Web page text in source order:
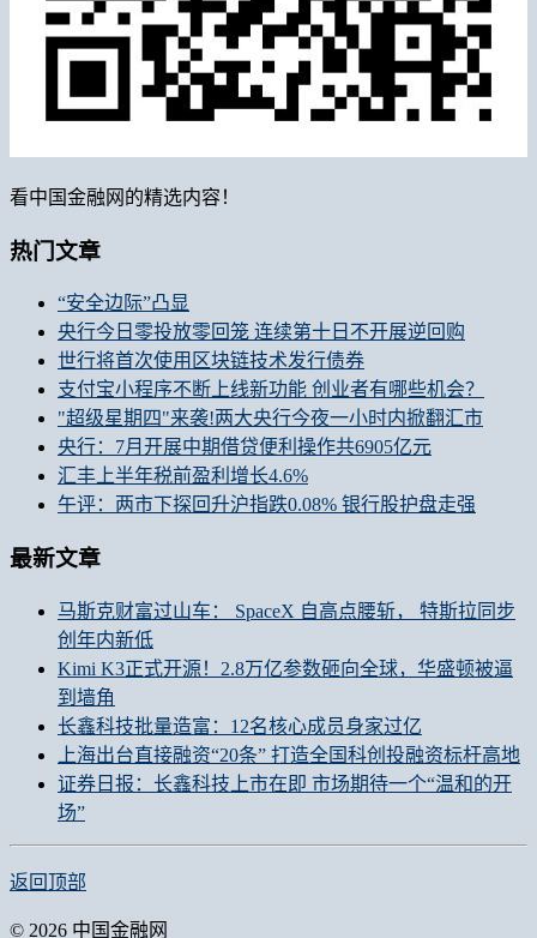
看中国金融网的精选内容！
热门文章
“安全边际”凸显
央行今日零投放零回笼 连续第十日不开展逆回购
世行将首次使用区块链技术发行债券
支付宝小程序不断上线新功能 创业者有哪些机会？
"超级星期四"来袭!两大央行今夜一小时内掀翻汇市
央行：7月开展中期借贷便利操作共6905亿元
汇丰上半年税前盈利增长4.6%
午评：两市下探回升沪指跌0.08% 银行股护盘走强
最新文章
马斯克财富过山车： SpaceX 自高点腰斩， 特斯拉同步
创年内新低
Kimi K3正式开源！2.8万亿参数砸向全球，华盛顿被逼
到墙角
长鑫科技批量造富：12名核心成员身家过亿
上海出台直接融资“20条” 打造全国科创投融资标杆高地
证券日报：长鑫科技上市在即 市场期待一个“温和的开
场”
返回顶部
© 2026 中国金融网